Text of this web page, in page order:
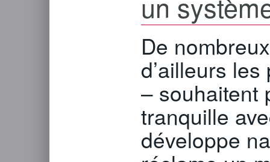
De
d’ailleurs
– souhaitent
tranquille
développe